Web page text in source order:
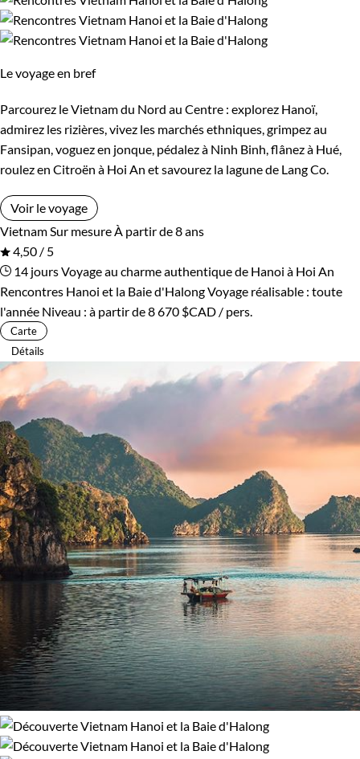
Guide de voyage Vietnam
Plus de 3 000 $CAD
Âge des enfants
Les 14/16 ans
Confort
Refuge, gîte, dortoir Standard
Supérieur Haut de gamme
Environnement
Bord de mer et îles Forêts, collines, rivières et lacs
Montagne Patrimoine et Nature
Le voyage en bref
Parcourez le Vietnam du Nord au Centre : explorez Hanoï,
admirez les rizières, vivez les marchés ethniques, grimpez au
Fansipan, voguez en jonque, pédalez à Ninh Binh, flânez à Hué,
roulez en Citroën à Hoi An et savourez la lagune de Lang Co.
Voir le voyage
Vietnam Sur mesure À partir de 8 ans
4,50 / 5
14 joursVoyage au charme authentique de Hanoi à Hoi An
Rencontres Hanoi et la Baie d'HalongVoyage réalisable : toute
l'année Niveau : à partir de8 670 $CAD / pers.
Carte
Détails